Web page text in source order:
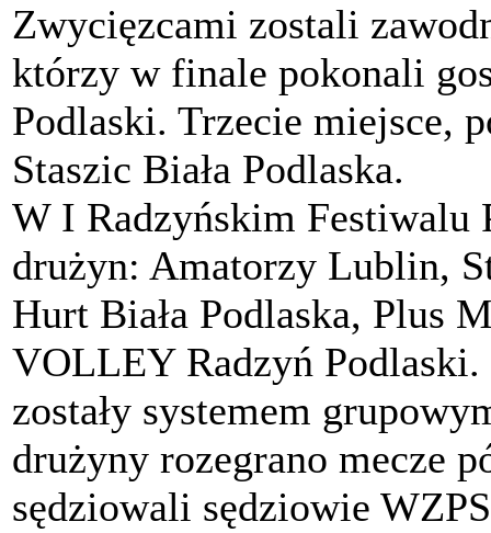
Zwycięzcami zostali
którzy w finale pokonali
Podlaski. Trzecie miejsce,
Staszic Biała Podlaska.
W I Radzyńskim Festiwalu
drużyn: Amatorzy Lublin,
Hurt Biała Podlaska, Plus
VOLLEY Radzyń
zostały systemem
drużyny rozegrano mecze
sędziowali sędziowie